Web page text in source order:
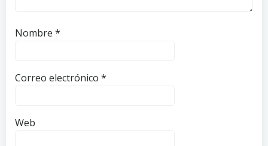
Nombre *
Correo electrónico *
Web